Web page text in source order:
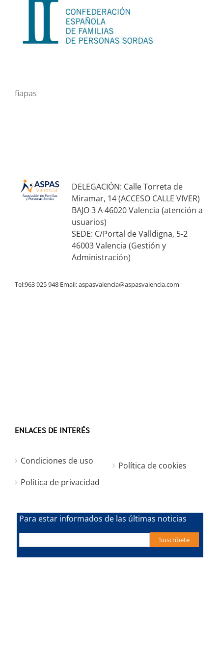
fiapas
DELEGACIÓN: Calle Torreta de
Miramar, 14 (ACCESO CALLE VIVER)
BAJO 3 A 46020 Valencia (atención a
usuarios)
SEDE: C/Portal de Valldigna, 5-2
46003 Valencia (Gestión y
Administración)
Tel:963 925 948 Email:aspasvalencia@aspasvalencia.com
ENLACES DE INTERÉS
Condiciones de uso
Política de privacidad
Política de cookies
Para estar informados de las últimas noticias